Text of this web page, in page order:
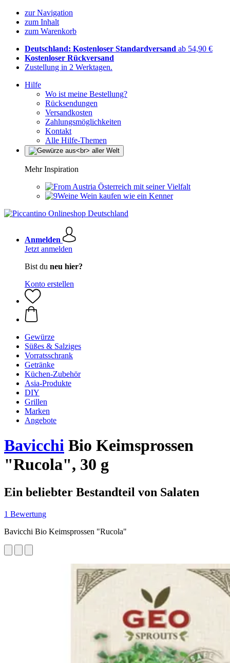
zur Navigation
zum Inhalt
zum Warenkorb
Deutschland: Kostenloser Standardversand ab 54,90 €
Kostenloser Rückversand
Zustellung in 2 Werktagen.
Hilfe
Wo ist meine Bestellung?
Rücksendungen
Versandkosten
Zahlungsmöglichkeiten
Kontakt
Alle Hilfe-Themen
Mehr Inspiration
Österreich mit seiner Vielfalt
Wein kaufen wie ein Kenner
Anmelden
Jetzt anmelden
Bist du neu hier?
Konto erstellen
Gewürze
Süßes & Salziges
Vorratsschrank
Getränke
Küchen-Zubehör
Asia-Produkte
DIY
Grillen
Marken
Angebote
Bavicchi Bio Keimsprossen
"Rucola", 30 g
Ein beliebter Bestandteil von Salaten
1 Bewertung
Bavicchi Bio Keimsprossen "Rucola"